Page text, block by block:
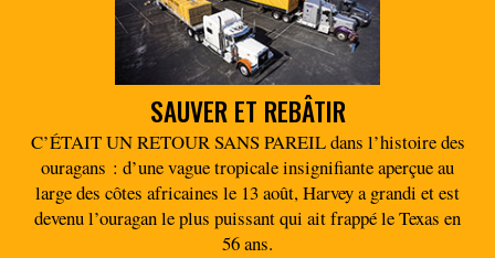
SAUVER ET REBÂTIR
C’ÉTAIT UN RETOUR SANS PAREIL dans l’histoire des
ouragans : d’une vague tropicale insignifiante aperçue au
large des côtes africaines le 13 août, Harvey a grandi et est
devenu l’ouragan le plus puissant qui ait frappé le Texas en
56 ans.